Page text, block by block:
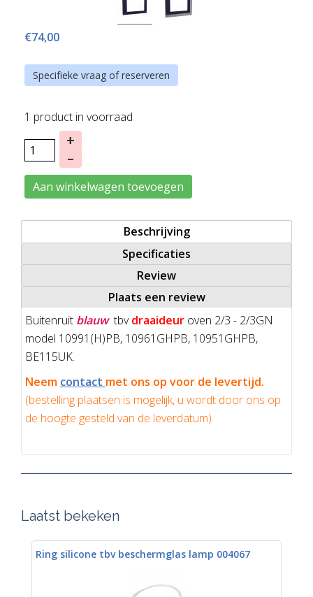
€74,00
Specifieke vraag of reserveren
1 product in voorraad
+
–
Aan winkelwagen toevoegen
Beschrijving
Specificaties
Review
Plaats een review
Buitenruit blauw tbvdraaideur oven 2/3 - 2/3GN
model 10991(H)PB, 10961GHPB, 10951GHPB,
BE115UK.
Neem contact met ons op voor de levertijd.
(bestelling plaatsen is mogelijk, u wordt door ons op
de hoogte gesteld van de leverdatum).
Laatst bekeken
Ring silicone tbv beschermglas lamp 004067